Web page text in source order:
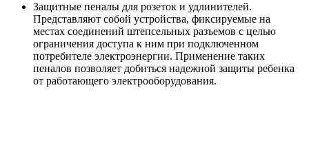
Защитные пеналы для розеток и удлинителей.
Представляют собой устройства, фиксируемые на
местах соединений штепсельных разъемов с целью
ограничения доступа к ним при подключенном
потребителе электроэнергии. Применение таких
пеналов позволяет добиться надежной защиты ребенка
от работающего электрооборудования.